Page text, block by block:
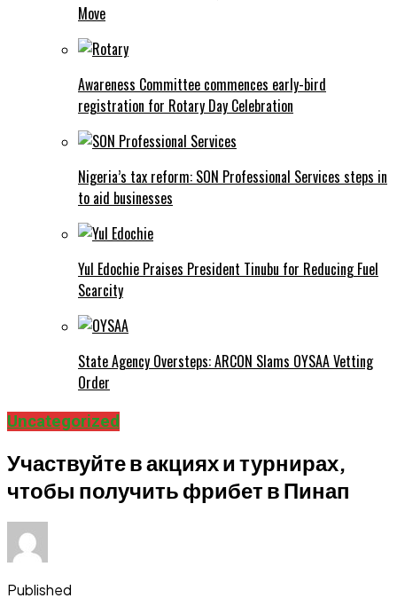
Move
Awareness Committee commences early-bird
registration for Rotary Day Celebration
Nigeria’s tax reform: SON Professional Services steps in
to aid businesses
Yul Edochie Praises President Tinubu for Reducing Fuel
Scarcity
State Agency Oversteps: ARCON Slams OYSAA Vetting
Order
Uncategorized
Участвуйте в акциях и турнирах,
чтобы получить фрибет в Пинап
Published